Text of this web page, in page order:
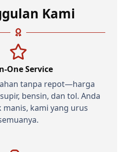
Kami
One Service
tanpa repot—harga
bensin, dan tol. Anda
kami yang urus